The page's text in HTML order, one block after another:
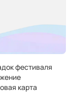
фестиваля
карта